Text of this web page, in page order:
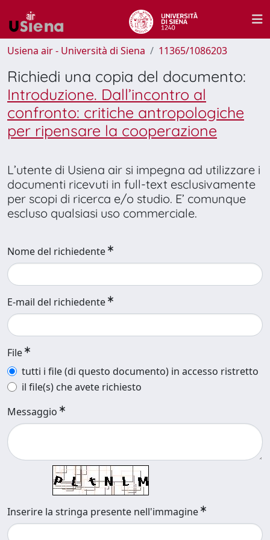
Usiena air - Università di Siena 11365/1086203
Richiedi una copia del documento:
Introduzione. Dall’incontro al
confronto: critiche antropologiche
per ripensare la cooperazione
L’utente di Usiena air si impegna ad utilizzare i
documenti ricevuti in full-text esclusivamente
per scopi di ricerca e/o studio. E’ comunque
escluso qualsiasi uso commerciale.
Nome del richiedente
E-mail del richiedente
File
tutti i file (di questo documento) in accesso ristretto
il file(s) che avete richiesto
Messaggio
Inserire la stringa presente nell'immagine